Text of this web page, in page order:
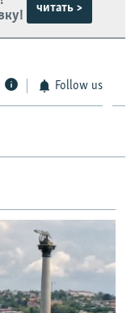
читать >
Follow us